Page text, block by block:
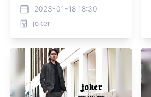
4点が1月18日に発売開
始。
2023-01-18 18:30
joker